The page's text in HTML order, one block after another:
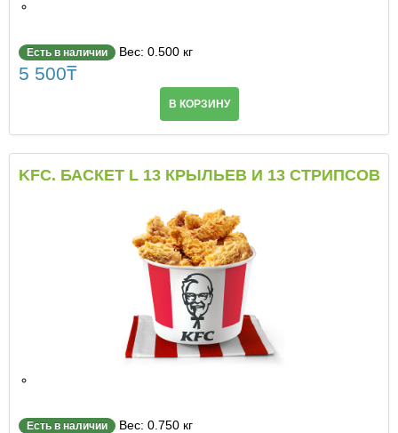
Есть в наличии Вес: 0.500 кг
5 500₸
В КОРЗИНУ
KFC. БАСКЕТ L 13 КРЫЛЬЕВ И 13 СТРИПСОВ
Есть в наличии Вес: 0.750 кг